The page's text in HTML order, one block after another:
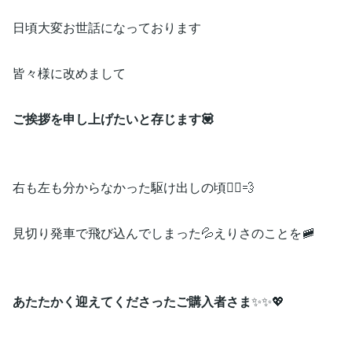
日頃大変お世話になっております
皆々様に改めまして
ご挨拶を申し上げたいと存じます💟
右も左も分からなかった駆け出しの頃🏃‍♀️💨
見切り発車で飛び込んでしまった💦えりさのことを🚞
あたたかく迎えてくださったご購入者さま✨✨💖